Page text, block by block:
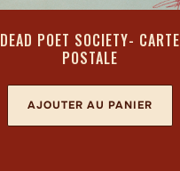
DEAD POET SOCIETY- CARTE
POSTALE
AJOUTER AU PANIER